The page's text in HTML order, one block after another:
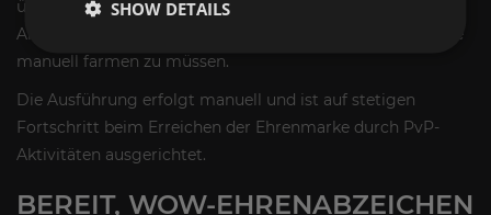
üblicherweise, wenn sie Transmogrifikationssets und
Arsenale schneller freischalten möchten, ohne dafür lange
manuell farmen zu müssen.
Die Ausführung erfolgt manuell und ist auf stetigen
Fortschritt beim Erreichen der Ehrenmarke durch PvP-
Aktivitäten ausgerichtet.
BEREIT, WOW-EHRENABZEICHEN
SHOW DETAILS